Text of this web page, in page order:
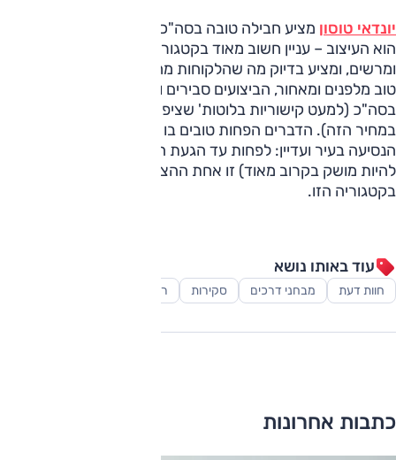
יונדאי טוסון מציע חבילה טובה בסה"כ, כאשר הקלף החזק שלו
הוא העיצוב – עניין חשוב מאוד בקטגוריה הזו. הוא נראה גדול
ומרשים, ומציע בדיוק מה שהלקוחות מחפשים. המרחב לנוסעים
טוב מלפנים ומאחור, הביצועים סבירים ורמת האבזור טובה
בסה"כ (למעט קישוריות בלוטות' שציפינו למצוא כסטנדרט
במחיר הזה). הדברים הפחות טובים בו הם איכות החומרים ונוחות
הנסיעה בעיר ועדיין: לפחות עד הגעת הספורטאז' החדש (שאמור
להיות מושק בקרוב מאוד) זו אחת ההצעות האטרקטיביות ביותר
בקטגוריה הזו.
עוד באותו נושא
חוות דעת מבחני דרכים סקירות רכב פנאי-שטח
כתבות אחרונות